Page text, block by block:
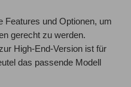
Features und Optionen, um
gerecht zu werden.
High-End-Version ist für
das passende Modell